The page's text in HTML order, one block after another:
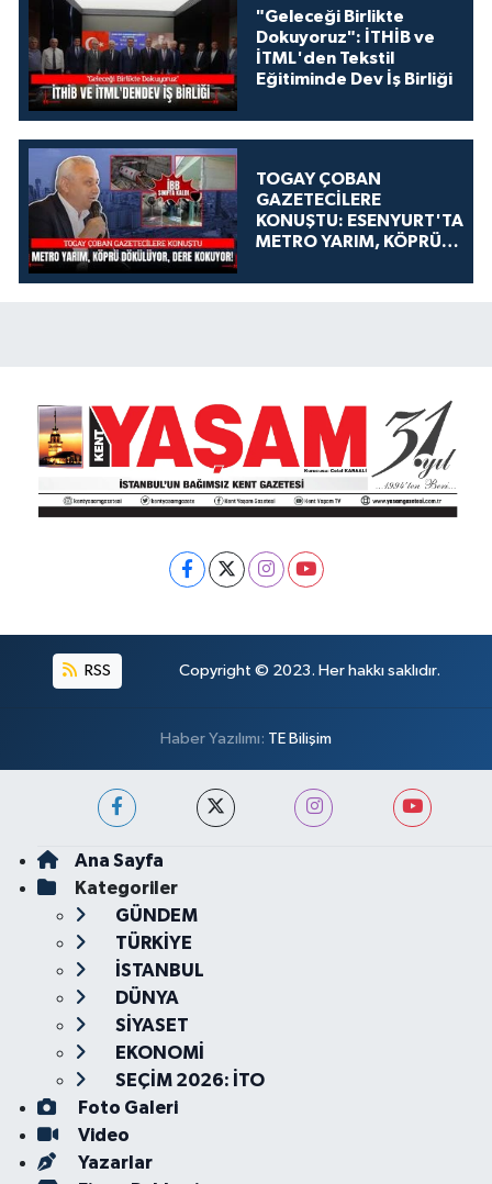
"Geleceği Birlikte
Dokuyoruz": İTHİB ve
İTML'den Tekstil
Eğitiminde Dev İş Birliği
TOGAY ÇOBAN
GAZETECİLERE
KONUŞTU: ESENYURT'TA
METRO YARIM, KÖPRÜ
KOKUYOR!
RSS Copyright © 2023. Her hakkı saklıdır.
Haber Yazılımı: TE Bilişim
Ana Sayfa
Kategoriler
GÜNDEM
TÜRKİYE
İSTANBUL
DÜNYA
SİYASET
EKONOMİ
SEÇİM 2026: İTO
Foto Galeri
Video
Yazarlar